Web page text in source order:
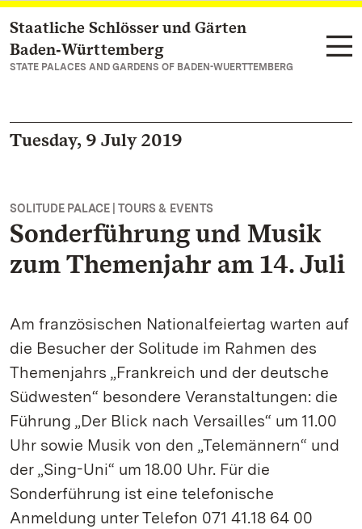
Navigate to main page
Staatliche Schlösser und Gärten
Baden‑Württemberg
STATE PALACES AND GARDENS OF BADEN-WUERTTEMBERG
Tuesday, 9 July 2019
SOLITUDE PALACE | TOURS & EVENTS
Sonderführung und Musik
zum Themenjahr am 14. Juli
Am französischen Nationalfeiertag warten auf
die Besucher der Solitude im Rahmen des
Themenjahrs „Frankreich und der deutsche
Südwesten“ besondere Veranstaltungen: die
Führung „Der Blick nach Versailles“ um 11.00
Uhr sowie Musik von den „Telemännern“ und
der „Sing-Uni“ um 18.00 Uhr. Für die
Sonderführung ist eine telefonische
Anmeldung unter Telefon 071 41.18 64 00